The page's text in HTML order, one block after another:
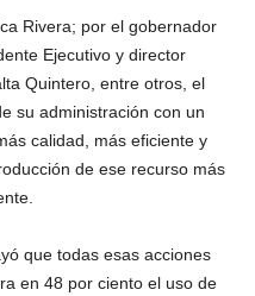
Rivera; por el gobernador
Ejecutivo y director
Quintero, entre otros, el
su administración con un
calidad, más eficiente y
de ese recurso más
que todas esas acciones
en 48 por ciento el uso de